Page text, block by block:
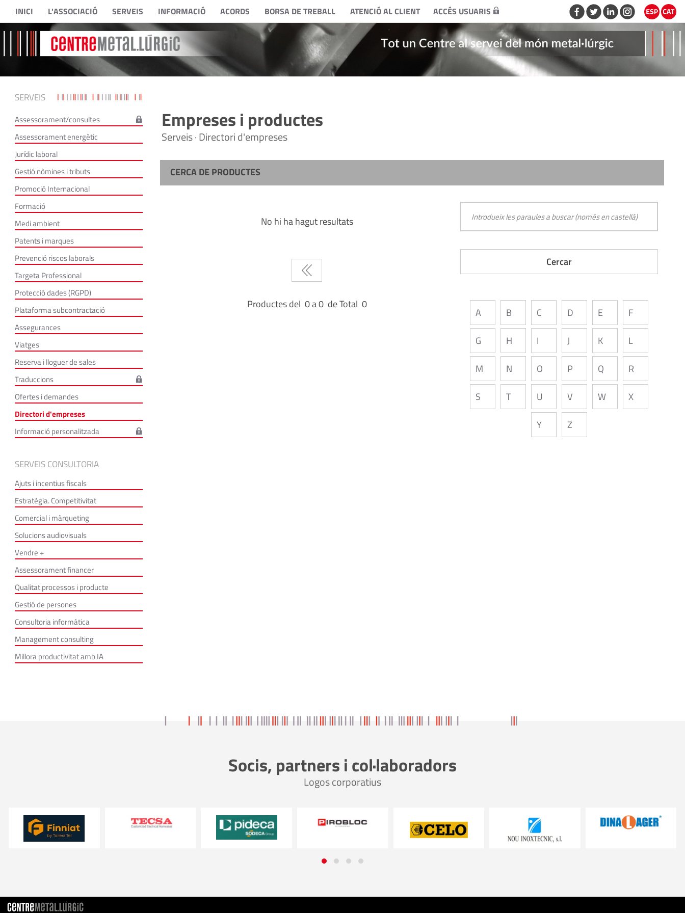
INICI L'ASSOCIACIÓ SERVEIS INFORMACIÓ ACORDS BORSA DE TREBALL ATENCIÓ AL CLIENT ACCÉS USUARIS
SERVEIS
Assessorament/consultes
Assessorament energètic
Jurídic laboral
Gestió nòmines i tributs
Promoció Internacional
Formació
Medi ambient
Patents i marques
Prevenció riscos laborals
Targeta Professional
Protecció dades (RGPD)
Plataforma subcontractació
Assegurances
Viatges
Reserva i lloguer de sales
Traduccions
Ofertes i demandes
Directori d'empreses
Informació personalitzada
SERVEIS CONSULTORIA
Ajuts i incentius fiscals
Estratègia. Competitivitat
Comercial i màrqueting
Solucions audiovisuals
Vendre +
Assessorament financer
Qualitat processos i producte
Gestió de persones
Consultoria informàtica
Management consulting
Millora productivitat amb IA
Empreses i productes
Serveis · Directori d'empreses
CERCA DE PRODUCTES
No hi ha hagut resultats
Productes del 0 a 0 de Total 0
A B C D E F
G H I J K L
M N O P Q R
S T U V W X
Y Z
Socis, partners i col·laboradors
Logos corporatius